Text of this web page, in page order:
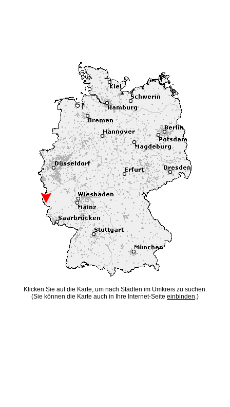
Klicken Sie auf die Karte, um nach Städten im Umkreis zu suchen.
(Sie können die Karte auch in Ihre Internet-Seite einbinden.)